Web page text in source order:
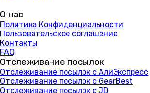
О нас
Политика Конфиденциальности
Пользовательское соглашение
Контакты
FAQ
Отслеживание посылок
Отслеживание посылок с АлиЭкспресс
Отслеживание посылок с GearBest
Отслеживание посылок с JD